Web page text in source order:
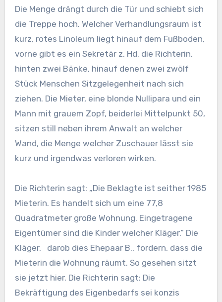
Die Menge drängt durch die Tür und schiebt sich
die Treppe hoch. Welcher Verhandlungsraum ist
kurz, rotes Linoleum liegt hinauf dem Fußboden,
vorne gibt es ein Sekretär z. Hd. die Richterin,
hinten zwei Bänke, hinauf denen zwei zwölf
Stück Menschen Sitzgelegenheit nach sich
ziehen. Die Mieter, eine blonde Nullipara und ein
Mann mit grauem Zopf, beiderlei Mittelpunkt 50,
sitzen still neben ihrem Anwalt an welcher
Wand, die Menge welcher Zuschauer lässt sie
kurz und irgendwas verloren wirken.
Die Richterin sagt: „Die Beklagte ist seither 1985
Mieterin. Es handelt sich um eine 77,8
Quadratmeter große Wohnung. Eingetragene
Eigentümer sind die Kinder welcher Kläger.“ Die
Kläger, darob dies Ehepaar B., fordern, dass die
Mieterin die Wohnung räumt. So gesehen sitzt
sie jetzt hier. Die Richterin sagt: Die
Bekräftigung des Eigenbedarfs sei konzis